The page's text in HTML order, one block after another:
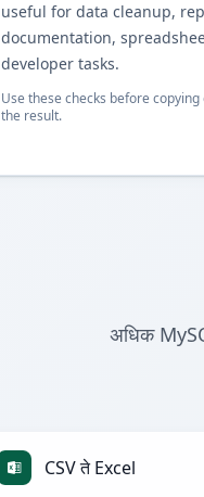
useful for data cleanup,
documentation,
developer tasks.
Use these checks before
the result.
अधिक
CSV ते Excel